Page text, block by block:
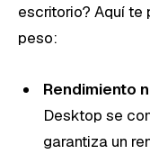
escritorio? Aquí te
peso:
Rendimiento
Desktop se
garantiza un